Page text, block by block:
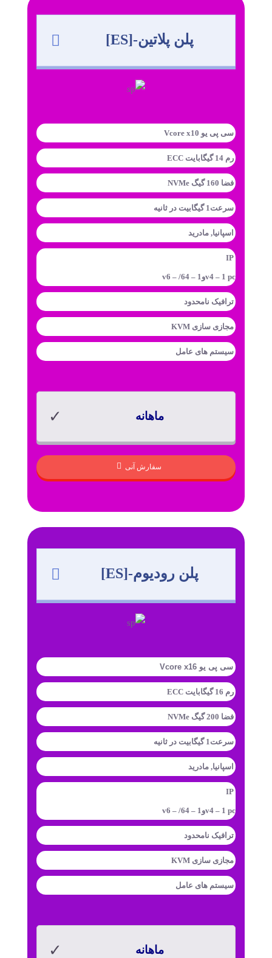
پلن پلاتین-[ES]
سی پی یو Vcore x10
رم 14 گیگابایت ECC
فضا 160 گیگ NVMe
سرعت1 گیگابیت در ثانیه
اسپانیا, مادرید
IP
v4 – 1 pcوv6 – /64 – 1
ترافیک نامحدود
مجازی سازی KVM
سیستم های عامل
ماهانه
سفارش آنی
پلن رودیوم-[ES]
سی پی یو Vcore x16
رم 16 گیگابایت ECC
فضا 200 گیگ NVMe
سرعت1 گیگابیت در ثانیه
اسپانیا, مادرید
IP
v4 – 1 pcوv6 – /64 – 1
ترافیک نامحدود
مجازی سازی KVM
سیستم های عامل
ماهانه